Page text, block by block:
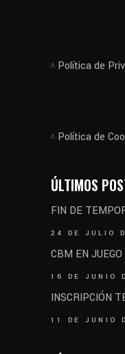
Política de
Política de
ÚLTIMOS
FIN DE
24 DE JULIO
CBM EN
16 DE JUNIO
INSCRIPCIÓN
11 DE JUNIO